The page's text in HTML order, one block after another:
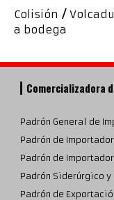
Colisión /
a bodega
Comercializadora
Padrón General de
Padrón de
Padrón de
Padrón Siderúrgico
Padrón de